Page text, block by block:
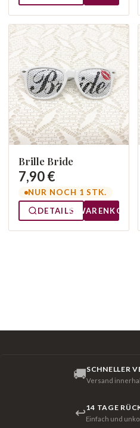
Brille Bride
7,90 €
NUR NOCH 1 STK.
DETAILS
WARENKORB
🚚SCHNELLER
Versand
↩14 TAGE
Einfach und